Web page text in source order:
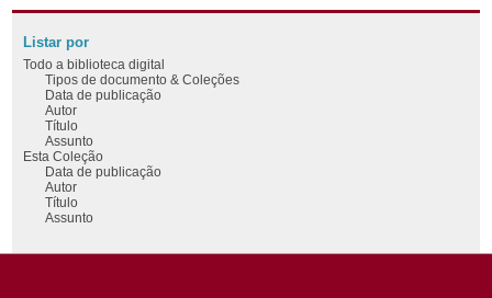
Listar por
Todo a biblioteca digital
Tipos de documento & Coleções
Data de publicação
Autor
Título
Assunto
Esta Coleção
Data de publicação
Autor
Título
Assunto